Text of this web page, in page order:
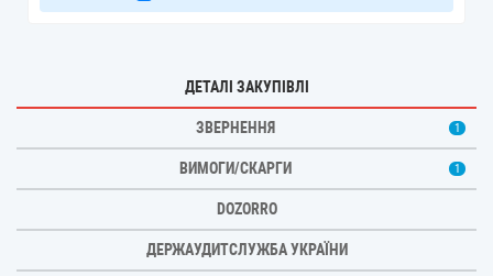
ДЕТАЛІ ЗАКУПІВЛІ
ЗВЕРНЕННЯ 1
ВИМОГИ/СКАРГИ 1
DOZORRO
ДЕРЖАУДИТСЛУЖБА УКРАЇНИ